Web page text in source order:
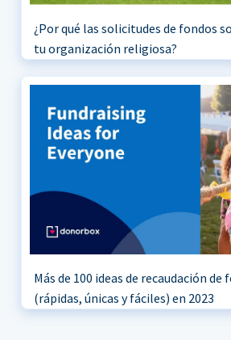
¿Por qué las solicitudes de fondos
tu organización religiosa?
Más de 100 ideas de recaudación
(rápidas, únicas y fáciles) en 2023